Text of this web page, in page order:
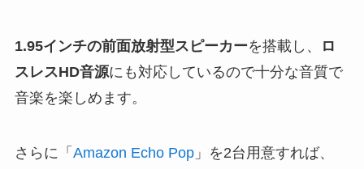
1.95インチの前面放射型スピーカーを搭載し、
ロ
スレスHD音源にも対応しているので十分な音質で
音楽を楽しめます。
さらに「 Amazon Echo Pop」を2台用意すれば、